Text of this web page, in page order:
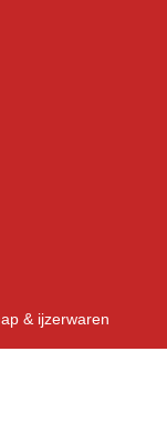
& ijzerwaren